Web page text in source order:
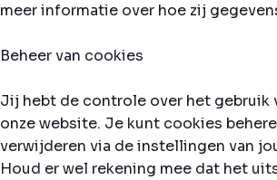
meer informatie over hoe zij
Beheer van cookies
Jij hebt de controle over het gebruik
onze website. Je kunt cookies
verwijderen via de instellingen van
Houd er wel rekening mee dat het